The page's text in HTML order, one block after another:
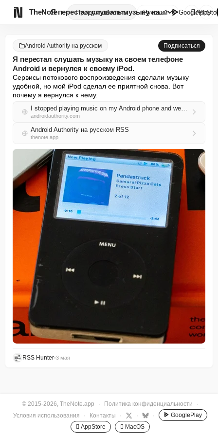
TheNote ПродуктыАгенты Я перестал слушать музыку на с...
Русский GooglePlay

Android Authority на русском Подписаться
Я перестал слушать музыку на своем телефоне
Android и вернулся к своему iPod.
Сервисы потокового воспроизведения сделали музыку
удобной, но мой iPod сделал ее приятной снова. Вот
почему я вернулся к нему.
I stopped playing music on my Android phone and went back to my iPod
androidauthority.com
Android Authority на русском RSS
thenote.app
RSS Hunter•3 мая
© 2015-2026, TheNote.app · Политика конфиденциальности
·
Условия использования
· Контакты · · ·
GooglePlay
 AppStore
 MacOS